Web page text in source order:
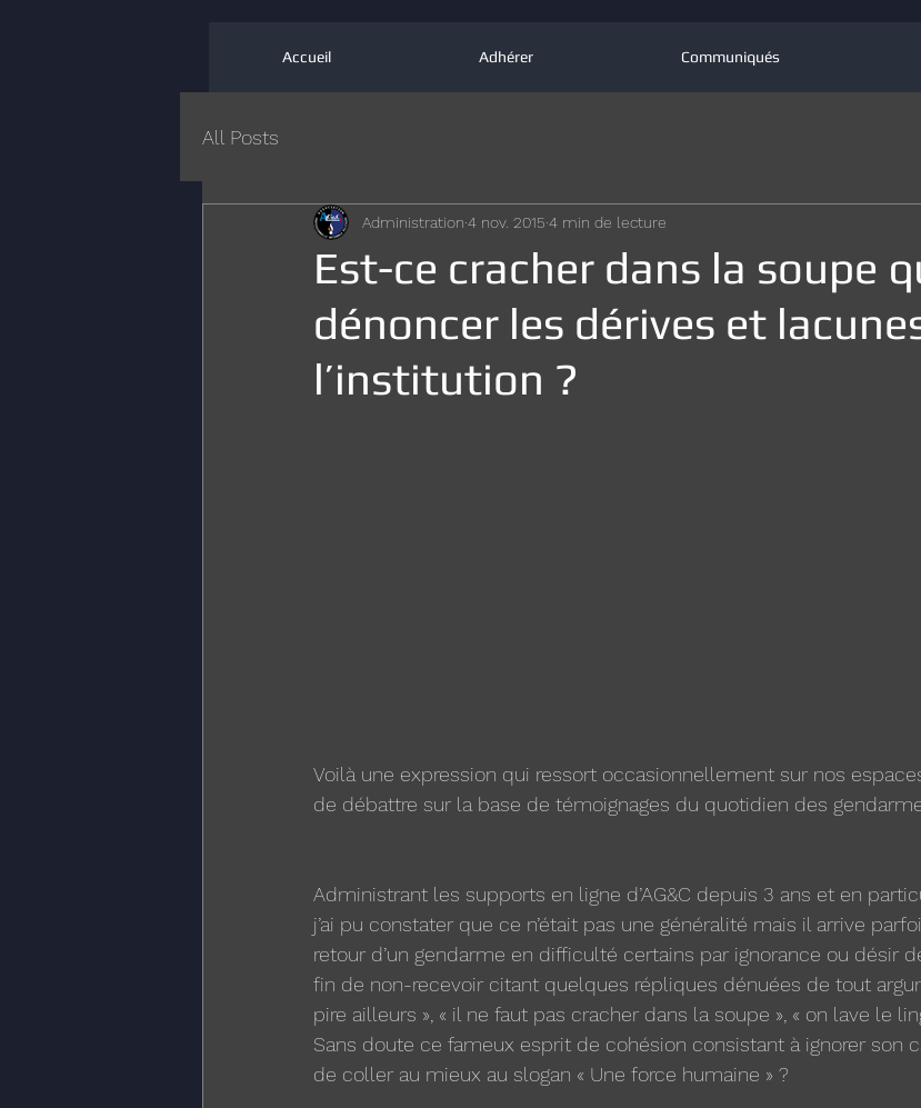
Accueil Adhérer Communiqués
All Posts
Est-ce cracher dans la soupe
dénoncer les dérives et
l’institution ?
Administration 4 nov. 2015 4 min de lecture
Voilà une expression qui ressort occasionnellement sur nos
de débattre sur la base de témoignages du quotidien des
Administrant les supports en ligne d’AG&C depuis 3 ans et en
j’ai pu constater que ce n’était pas une généralité mais il arrive
retour d’un gendarme en difficulté certains par ignorance ou désir
fin de non-recevoir citant quelques répliques dénuées de tout
pire ailleurs », « il ne faut pas cracher dans la soupe », « on lave le
Sans doute ce fameux esprit de cohésion consistant à ignorer son
de coller au mieux au slogan « Une force humaine » ?